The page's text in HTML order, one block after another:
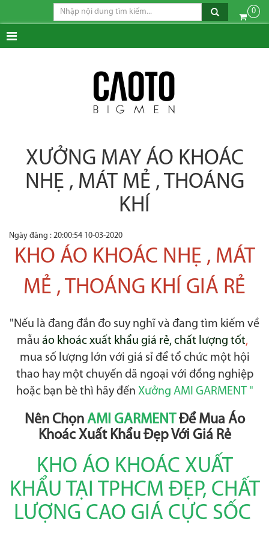
0
XƯỞNG MAY ÁO KHOÁC
NHẸ , MÁT MẺ , THOÁNG
KHÍ
Ngày đăng : 20:00:54 10-03-2020
KHO ÁO KHOÁC NHẸ , MÁT
MẺ , THOÁNG KHÍ GIÁ RẺ
"Nếu là đang đắn đo suy nghĩ và đang tìm kiếm về
mẫu áo khoác xuất khẩu giá rẻ, chất lượng tốt,
mua số lượng lớn với giá sỉ để tổ chức một hội
thao hay một chuyến dã ngoại với đồng nghiệp
hoặc bạn bè thì hãy đến Xưởng AMI GARMENT "
Nên Chọn AMI GARMENT Để Mua Áo
Khoác Xuất Khẩu Đẹp Với Giá Rẻ
KHO ÁO KHOÁC XUẤT
KHẨU TẠI TPHCM ĐẸP, CHẤT
LƯỢNG CAO GIÁ CỰC SỐC